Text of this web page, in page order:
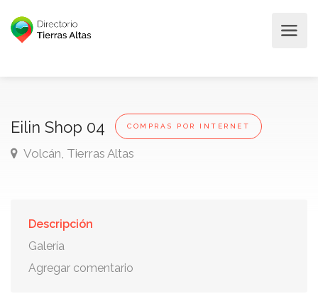
Eilin Shop 04 COMPRAS POR INTERNET
Volcán, Tierras Altas
Descripción
Galería
Agregar comentario